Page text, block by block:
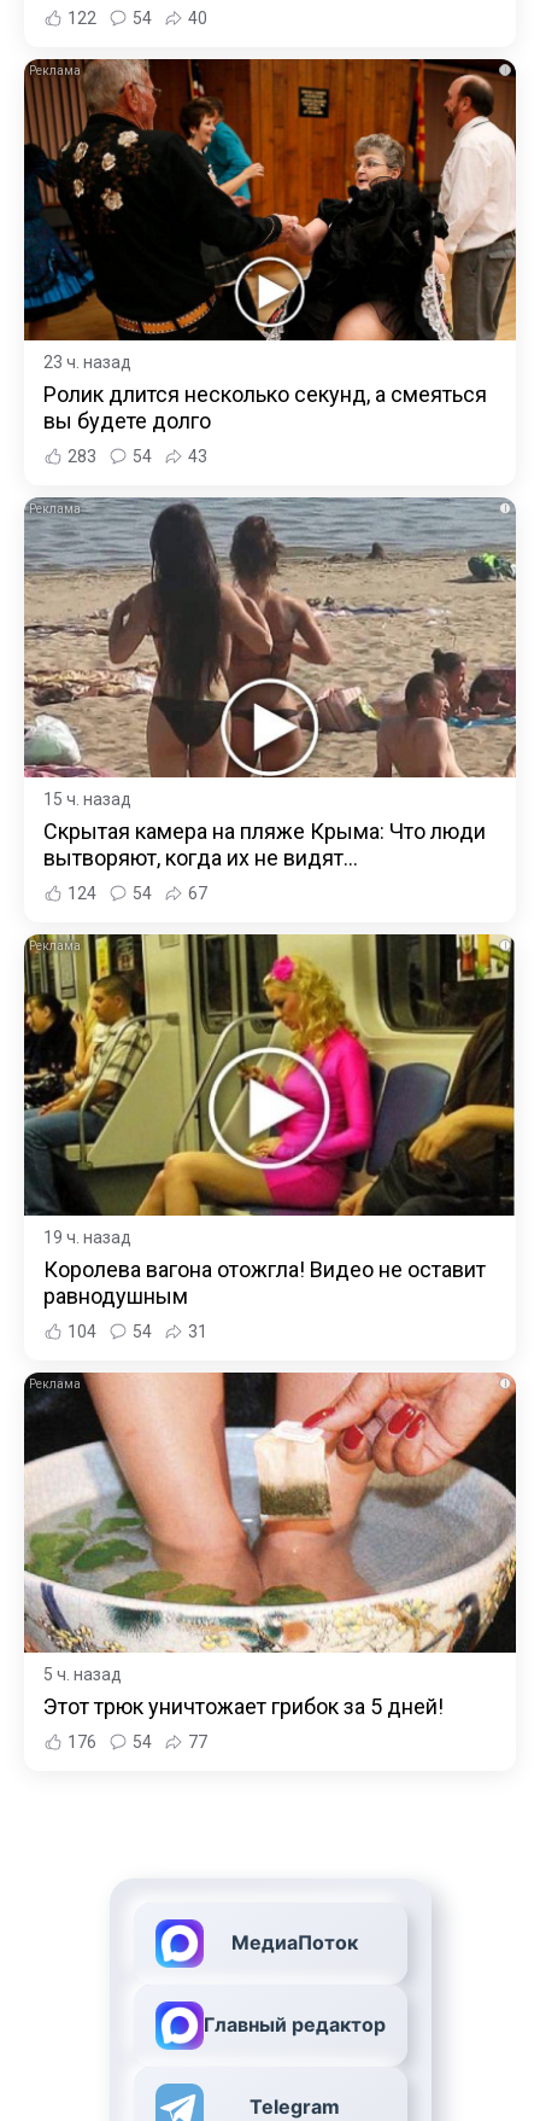
122 54 40
i
23 ч. назад
Ролик длится несколько секунд, а смеяться
вы будете долго
283 54 43
i
15 ч. назад
Скрытая камера на пляже Крыма: Что люди
вытворяют, когда их не видят...
124 54 67
i
19 ч. назад
Королева вагона отожгла! Видео не оставит
равнодушным
104 54 31
i
5 ч. назад
Этот трюк уничтожает грибок за 5 дней!
176 54 77
МедиаПоток
Главный редактор
Telegram